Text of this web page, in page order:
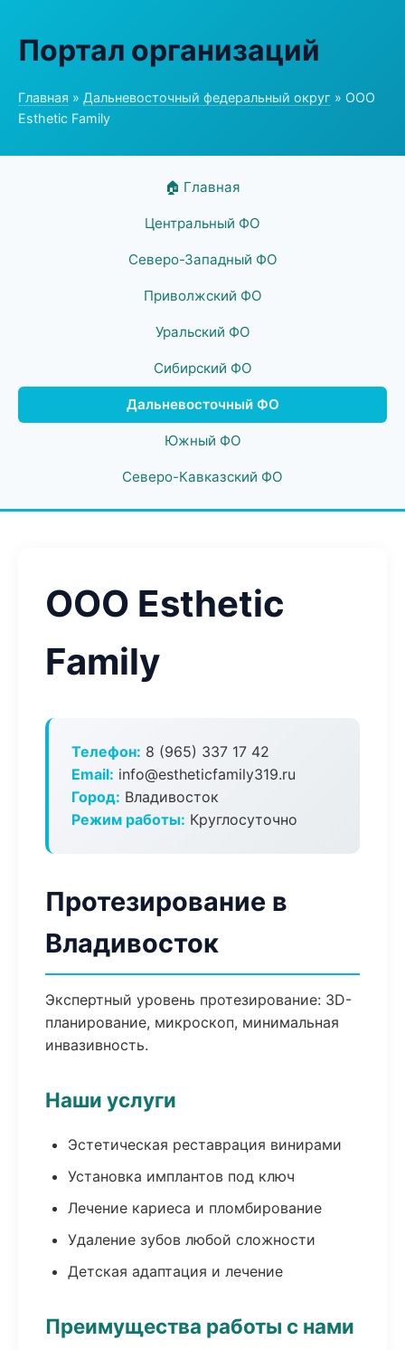
Портал организаций
Главная » Дальневосточный федеральный округ » ООО
Esthetic Family
🏠 Главная
Центральный ФО
Северо-Западный ФО
Приволжский ФО
Уральский ФО
Сибирский ФО
Дальневосточный ФО
Южный ФО
Северо-Кавказский ФО
ООО Esthetic
Family
Телефон: 8 (965) 337 17 42
Email: info@estheticfamily319.ru
Город: Владивосток
Режим работы: Круглосуточно
Протезирование в
Владивосток
Экспертный уровень протезирование: 3D-
планирование, микроскоп, минимальная
инвазивность.
Наши услуги
Эстетическая реставрация винирами
Установка имплантов под ключ
Лечение кариеса и пломбирование
Удаление зубов любой сложности
Детская адаптация и лечение
Преимущества работы с нами